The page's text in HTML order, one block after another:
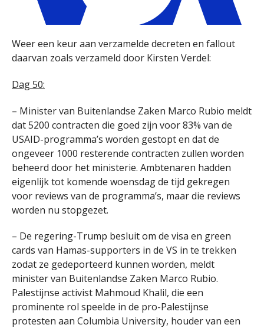
Weer een keur aan verzamelde decreten en fallout
daarvan zoals verzameld door Kirsten Verdel:
Dag 50:
– Minister van Buitenlandse Zaken Marco Rubio meldt
dat 5200 contracten die goed zijn voor 83% van de
USAID-programma’s worden gestopt en dat de
ongeveer 1000 resterende contracten zullen worden
beheerd door het ministerie. Ambtenaren hadden
eigenlijk tot komende woensdag de tijd gekregen
voor reviews van de programma’s, maar die reviews
worden nu stopgezet.
– De regering-Trump besluit om de visa en green
cards van Hamas-supporters in de VS in te trekken
zodat ze gedeporteerd kunnen worden, meldt
minister van Buitenlandse Zaken Marco Rubio.
Palestijnse activist Mahmoud Khalil, die een
prominente rol speelde in de pro-Palestijnse
protesten aan Columbia University, houder van een